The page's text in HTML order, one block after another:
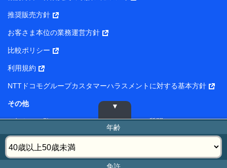
推奨販売方針
お客さま本位の業務運営方針
比較ポリシー
利用規約
NTTドコモグループカスタマーハラスメントに対する基本方針
その他
お知らせ一覧 よくあるご質問
サイトマップ 免責事項
法人のお客さま ご利用環境
年齢